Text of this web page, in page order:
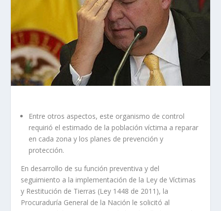
Entre otros aspectos, este organismo de control
requirió el estimado de la población víctima a reparar
en cada zona y los planes de prevención y
protección.
En desarrollo de su función preventiva y del
seguimiento a la implementación de la Ley de Víctimas
y Restitución de Tierras (Ley 1448 de 2011), la
Procuraduría General de la Nación le solicitó al